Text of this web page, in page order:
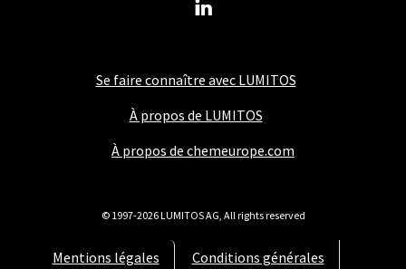
Se faire connaître avec LUMITOS
À propos de LUMITOS
À propos de chemeurope.com
Mentions légales Conditions générales
© 1997-2026 LUMITOS AG, All rights reserved